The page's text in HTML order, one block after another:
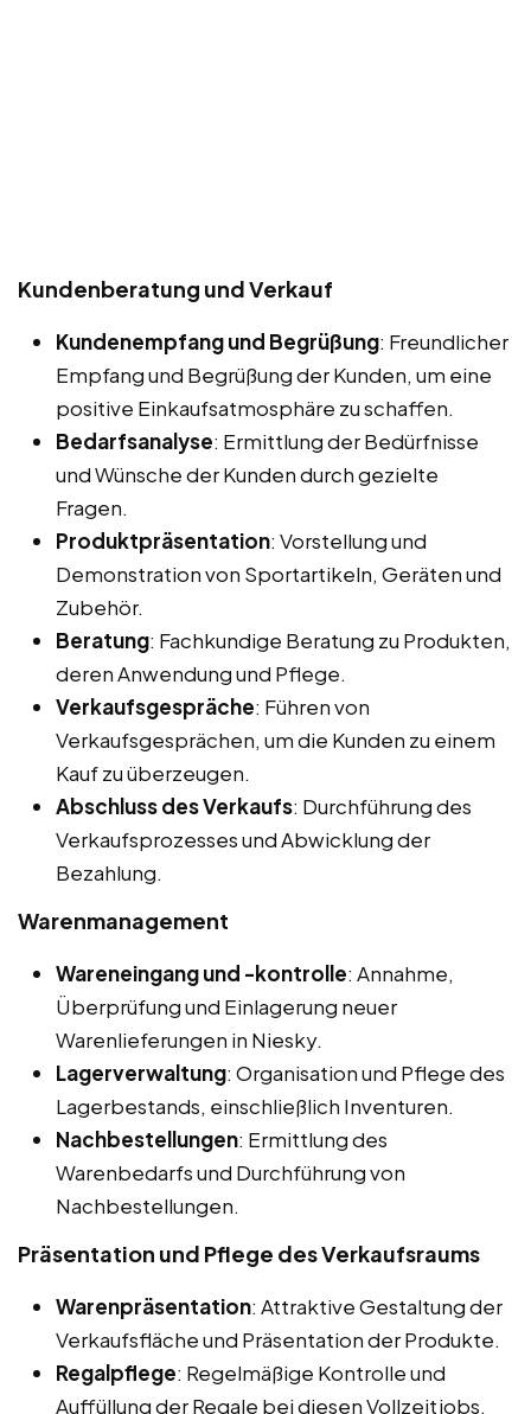
Kundenberatung und Verkauf
Kundenempfang und Begrüßung: Freundlicher
Empfang und Begrüßung der Kunden, um eine
positive Einkaufsatmosphäre zu schaffen.
Bedarfsanalyse: Ermittlung der Bedürfnisse
und Wünsche der Kunden durch gezielte
Fragen.
Produktpräsentation: Vorstellung und
Demonstration von Sportartikeln, Geräten und
Zubehör.
Beratung: Fachkundige Beratung zu Produkten,
deren Anwendung und Pflege.
Verkaufsgespräche: Führen von
Verkaufsgesprächen, um die Kunden zu einem
Kauf zu überzeugen.
Abschluss des Verkaufs: Durchführung des
Verkaufsprozesses und Abwicklung der
Bezahlung.
Warenmanagement
Wareneingang und -kontrolle: Annahme,
Überprüfung und Einlagerung neuer
Warenlieferungen in Niesky.
Lagerverwaltung: Organisation und Pflege des
Lagerbestands, einschließlich Inventuren.
Nachbestellungen: Ermittlung des
Warenbedarfs und Durchführung von
Nachbestellungen.
Präsentation und Pflege des Verkaufsraums
Warenpräsentation: Attraktive Gestaltung der
Verkaufsfläche und Präsentation der Produkte.
Regalpflege: Regelmäßige Kontrolle und
Auffüllung der Regale bei diesen Vollzeitjobs,